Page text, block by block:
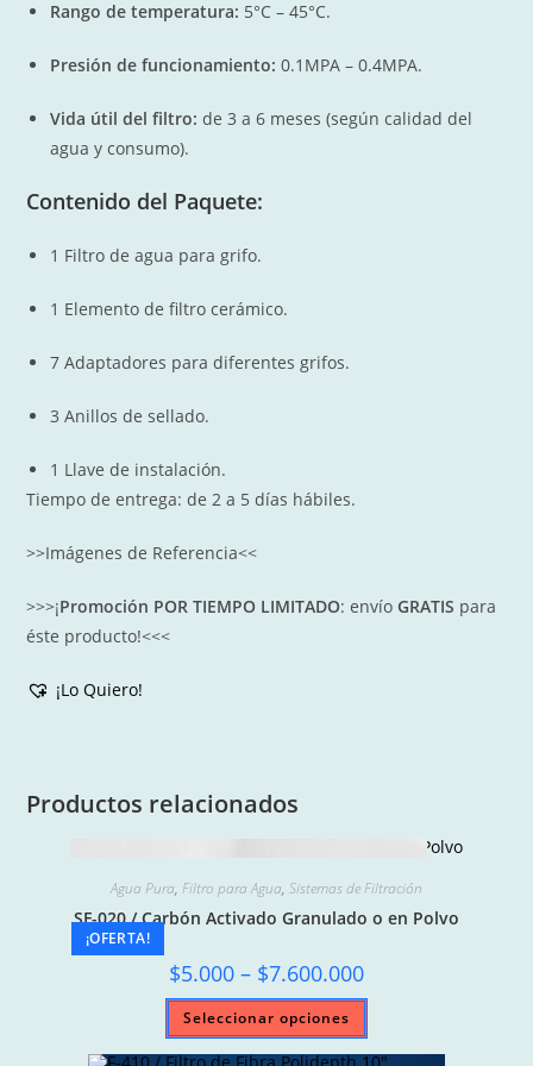
Rango de temperatura: 5°C – 45°C.
Presión de funcionamiento: 0.1MPA – 0.4MPA.
Vida útil del filtro: de 3 a6 meses (según calidad del
agua y consumo).
Contenido del Paquete:
1 Filtro de agua para grifo.
1 Elemento de filtro cerámico.
7 Adaptadores para diferentes grifos.
3 Anillos de sellado.
1 Llave de instalación.
Tiempo de entrega: de 2 a 5 días hábiles.
>>Imágenes de Referencia<<
>>>¡Promoción POR TIEMPO LIMITADO: envíoGRATIS para
éste producto!<<<
¡Lo Quiero!
Productos relacionados
¡OFERTA!
Agua Pura, Filtro para Agua, Sistemas de Filtración
SF-020 / Carbón Activado Granulado o en Polvo
$5.000 – $7.600.000Price
$5.000
$7.600.000
Seleccionar opciones
Este
tiene
múltiples